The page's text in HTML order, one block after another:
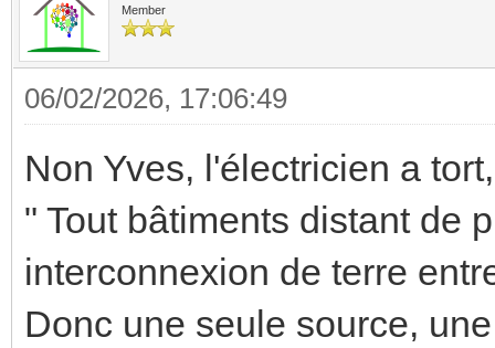
Member
06/02/2026, 17:06:49
Non Yves, l'électricien a
" Tout bâtiments distant de
interconnexion de terre
Donc une seule source,